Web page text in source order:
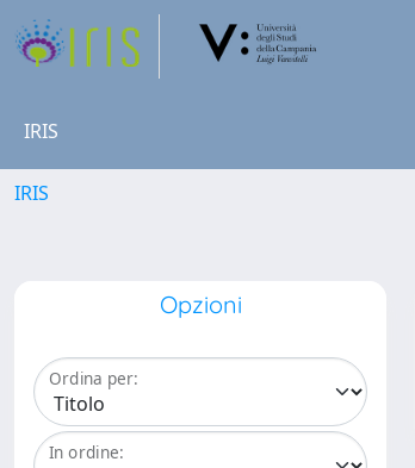
IRIS
IRIS
Opzioni
Ordina per:
In ordine: